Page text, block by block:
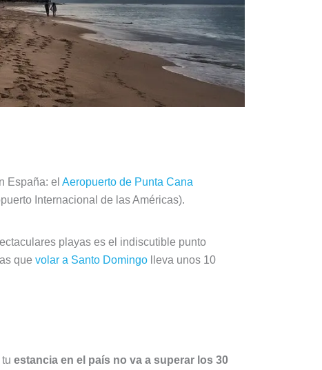
España: el Aeropuerto de Punta Cana
Internacional de las Américas).
playas es el indiscutible punto
que volar a Santo Domingo lleva unos 10
estancia en el país no va a superar los 30